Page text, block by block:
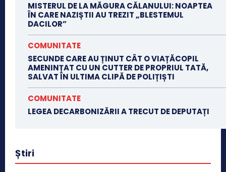
MISTERUL DE LA MĂGURA CĂLANULUI: NOAPTEA
ÎN CARE NAZIȘTII AU TREZIT „BLESTEMUL
DACILOR”
COMUNITATE
SECUNDE CARE AU ȚINUT CÂT O VIAȚĂCOPIL
AMENINȚAT CU UN CUTTER DE PROPRIUL TATĂ,
SALVAT ÎN ULTIMA CLIPĂ DE POLIȚIȘTI
COMUNITATE
LEGEA DECARBONIZĂRII A TRECUT DE DEPUTAȚI
Știri